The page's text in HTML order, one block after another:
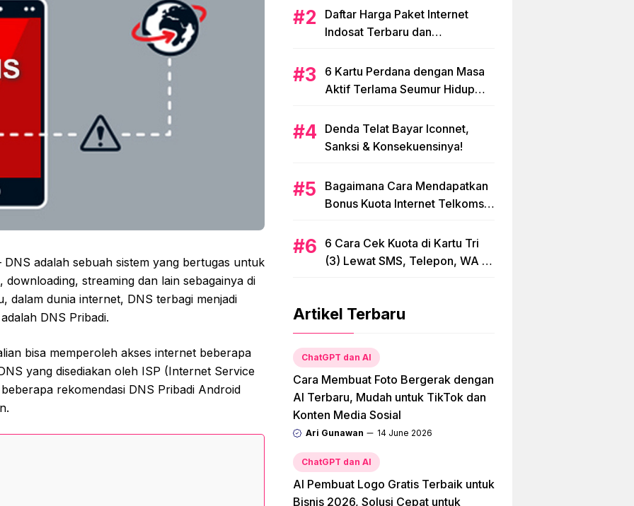
DNS adalah sebuah sistem yang bertugas untuk
streaming dan lain sebagainya di
dalam dunia internet, DNS terbagi menjadi
DNS Pribadi.
bisa memperoleh akses internet beberapa
yang disediakan oleh ISP (Internet Service
rekomendasi DNS Pribadi Android
Daftar Harga Paket Internet
Indosat Terbaru dan
6 Kartu Perdana dengan Masa
Aktif Terlama Seumur Hidup
Denda Telat Bayar Iconnet,
Sanksi & Konsekuensinya!
Bagaimana Cara Mendapatkan
Bonus Kuota Internet Telkomsel
6 Cara Cek Kuota di Kartu Tri
(3) Lewat SMS, Telepon, WA &
Artikel Terbaru
ChatGPT dan AI
Cara Membuat Foto Bergerak dengan
AI Terbaru, Mudah untuk TikTok dan
Konten Media Sosial
Ari Gunawan 14 June 2026
ChatGPT dan AI
AI Pembuat Logo Gratis Terbaik untuk
Bisnis 2026, Solusi Cepat untuk